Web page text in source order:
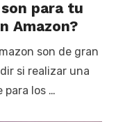
para tu
Amazon?
son de gran
si realizar una
para los …